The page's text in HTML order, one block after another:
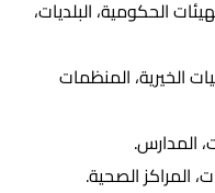
الحكومية، البلديات،
الخيرية، المنظمات
المدارس.
المراكز الصحية.